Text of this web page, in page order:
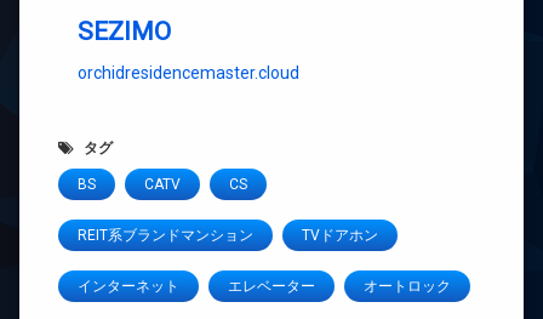
SEZIMO
orchidresidencemaster.cloud
タグ
BS CATV CS
REIT系ブランドマンション TVドアホン
インターネット エレベーター オートロック